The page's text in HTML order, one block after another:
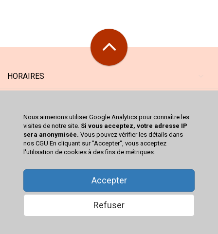
Nous aimerions utiliser Google Analytics pour connaître les
visites de notre site. Si vous acceptez, votre adresse IP
sera anonymisée. Vous pouvez vérifier les détails dans
nos CGU En cliquant sur "Accepter", vous acceptez
l'utilisation de cookies à des fins de métriques.
Accepter
Refuser
HORAIRES
SERVICES
CATALOGUE
VOTRE COMPTE
© 2026
CONDITIONS GÉNÉRALES DE